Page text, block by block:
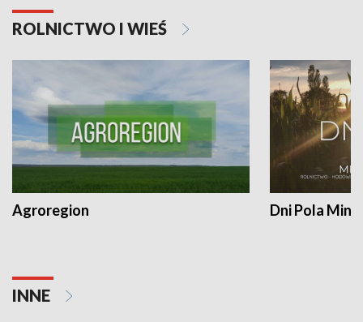
ROLNICTWO I WIEŚ
Agroregion Dni Pola
INNE